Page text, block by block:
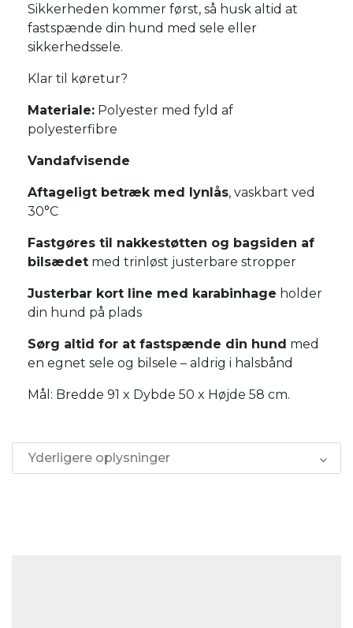
Sikkerheden kommer først, så husk altid at
fastspænde din hund med sele eller
sikkerhedssele.
Klar til køretur?
Materiale: Polyester med fyld af
polyesterfibre
Vandafvisende
Aftageligt betræk med lynlås, vaskbart ved
30°C
Fastgøres til nakkestøtten og bagsiden af
bilsædet med trinløst justerbare stropper
Justerbar kort line med karabinhage holder
din hund på plads
Sørg altid for at fastspænde din hund med
en egnet sele og bilsele – aldrig i halsbånd
Mål: Bredde 91 x Dybde 50 x Højde 58 cm.
Yderligere oplysninger